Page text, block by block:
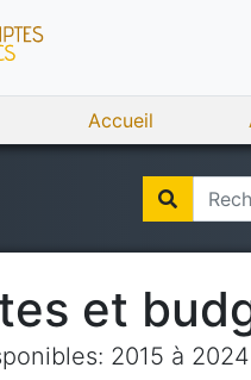
Accueil
et
2015 à 2024